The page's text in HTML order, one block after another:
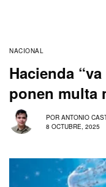
NACIONAL
Hacienda
ponen multa
POR ANTONIO
8 OCTUBRE, 2025